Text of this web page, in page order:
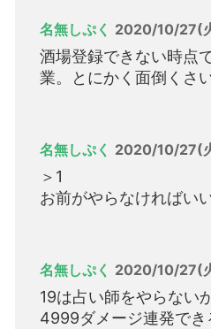
名無しぷく 2020/10/27(
酒場登録できない時点
業。とにかく面倒くさ
名無しぷく 2020/10/27(
＞1
お前がやらなければい
名無しぷく 2020/10/27(
19は占い師をやらない
4999ダメージ連発でき